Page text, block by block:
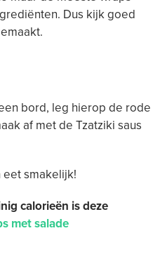
Dus kijk goed
bord, leg hierop de rode
af met de Tzatziki saus
eet smakelijk!
calorieën is deze
met salade